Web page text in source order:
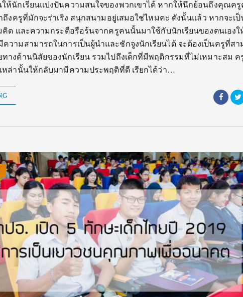
ห้นักเรียนแบ่งปันความสนใจของพวกเขาได้ หากให้นึกย้อนถึงคุณค
ถึงครูที่มักจะร่าเริง สนุกสนามอยู่เสมอใช่ไหมคะ ดังนั้นแล้ว หากจะเป็
คิด และความกระตือรือร้นจากครูคนนั้นมาใช้กับนักเรียนของตนเองใ
วามสามารถในการเป็นผู้นำและชักจูงนักเรียนได้ จะต้องเป็นครูที่ส
างด้านนิสัยของนักเรียน รวมไปถึงเด็กที่มีพฤติกรรมที่ไม่เหมาะสม ค
หล่านั้นให้กลับมามีความประพฤติที่ดี เรียกได้ว่า…